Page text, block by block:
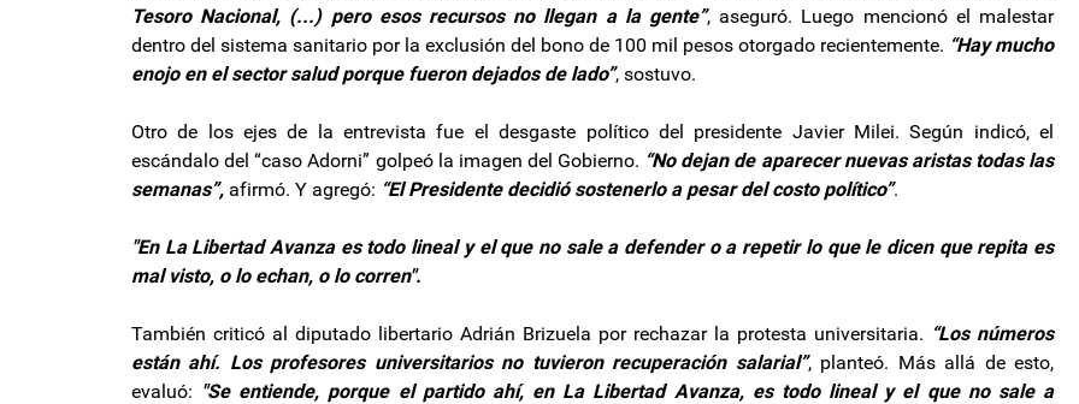
Tesoro Nacional, (...) pero esos recursos no llegan a la gente”, aseguró. Luego mencionó el malestar
dentro del sistema sanitario por la exclusión del bono de 100 mil pesos otorgado recientemente. “Hay mucho
enojo en el sector salud porque fueron dejados de lado”, sostuvo.
Otro de los ejes de la entrevista fue el desgaste político del presidente Javier Milei. Según indicó, el
escándalo del “caso Adorni” golpeó la imagen del Gobierno. “No dejan de aparecer nuevas aristas todas las
semanas”, afirmó. Y agregó: “El Presidente decidió sostenerlo a pesar del costo político”.
"En La Libertad Avanza es todo lineal y el que no sale a defender o a repetir lo que le dicen que repita es
mal visto, o lo echan, o lo corren".
También criticó al diputado libertario Adrián Brizuela por rechazar la protesta universitaria. “Los números
están ahí. Los profesores universitarios no tuvieron recuperación salarial”, planteó. Más allá de esto,
evaluó: "Se entiende, porque el partido ahí, en La Libertad Avanza, es todo lineal y el que no sale a